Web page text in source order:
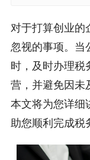
对于打算创业的
忽视的事项。当
时，及时办理税
营，并避免因未
本文将为您详细
助您顺利完成税